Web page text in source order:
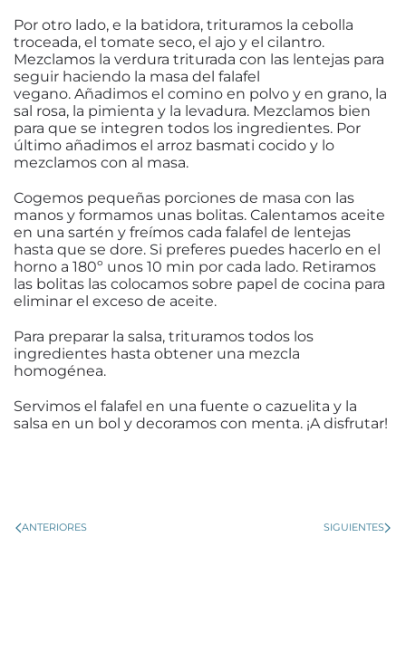
Por otro lado, e la batidora, trituramos la cebolla
troceada, el tomate seco, el ajo y el cilantro.
Mezclamos la verdura triturada con las lentejas para
seguir haciendo la masa del falafel
vegano. Añadimos el comino en polvo y en grano, la
sal rosa, la pimienta y la levadura. Mezclamos bien
para que se integren todos los ingredientes. Por
último añadimos el arroz basmati cocido y lo
mezclamos con al masa.
Cogemos pequeñas porciones de masa con las
manos y formamos unas bolitas. Calentamos aceite
en una sartén y freímos cada falafel de lentejas
hasta que se dore. Si preferes puedes hacerlo en el
horno a 180º unos 10 min por cada lado. Retiramos
las bolitas las colocamos sobre papel de cocina para
eliminar el exceso de aceite.
Para preparar la salsa, trituramos todos los
ingredientes hasta obtener una mezcla
homogénea.
Servimos el falafel en una fuente o cazuelita y la
salsa en un bol y decoramos con menta. ¡A disfrutar!
ANTERIORES SIGUIENTES